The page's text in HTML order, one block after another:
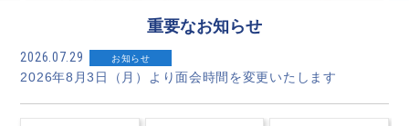
重要なお知らせ
2026.07.29 お知らせ
2026年8月3日（月）より面会時間を変更いたします